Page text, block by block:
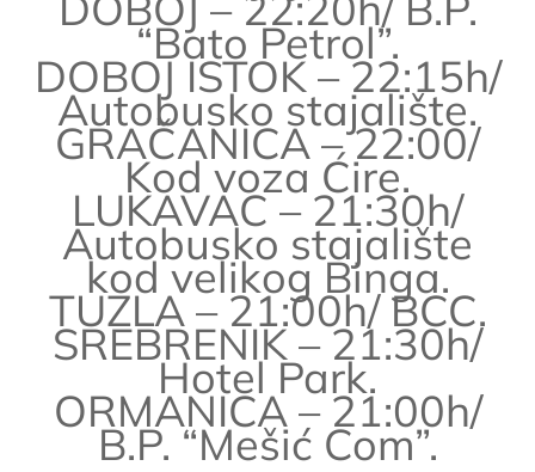
“Bato Petrol”.
DOBOJ ISTOK – 22:15h/
Autobusko stajalište.
GRAČANICA – 22:00/
Kod voza Ćire.
LUKAVAC – 21:30h/
Autobusko stajalište
kod velikog Binga.
TUZLA – 21:00h/ BCC.
SREBRENIK – 21:30h/
Hotel Park.
ORMANICA – 21:00h/
B.P. “Mešić Com”.